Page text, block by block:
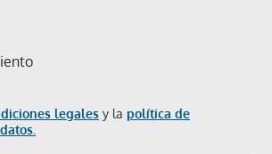
legales y la política de